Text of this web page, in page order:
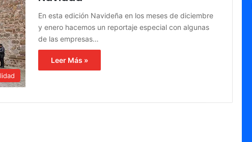
En esta edición Navideña en los meses de diciembre
y enero hacemos un reportaje especial con algunas
de las empresas…
Leer Más »